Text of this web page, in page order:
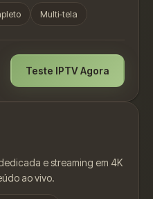
Multi-tela
Teste IPTV Agora
e streaming em 4K
ao vivo.